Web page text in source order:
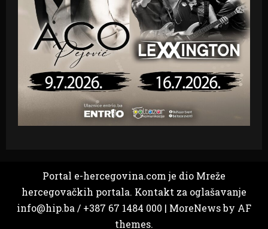
Portal e-hercegovina.com je dio Mreže
hercegovačkih portala. Kontakt za oglašavanje
info@hip.ba / +387 67 1484 000 | MoreNewsby AF
themes.